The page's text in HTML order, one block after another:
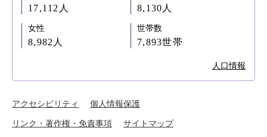
17,112人 8,130人
女性
8,982人
世帯数
7,893世帯
人口情報
アクセシビリティ 個人情報保護
リンク・著作権・免責事項 サイトマップ